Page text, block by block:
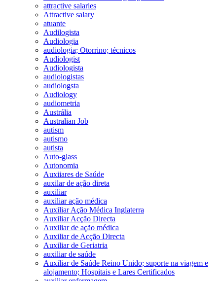
attractive salaries
Attractive salary
atuante
Audilogista
Audiologia
audiologia; Otorrino; técnicos
Audiologist
Audiologista
audiologistas
audiologsta
Audiology
audiometria
Austrália
Australian Job
autism
autismo
autista
Auto-glass
Autonomia
Auxiiares de Saúde
auxilar de ação direta
auxiliar
auxiliar ação médica
Auxiliar Ação Médica Inglaterra
Auxiliar Acção Directa
Auxiliar de ação médica
Auxiliar de Acção Directa
Auxiliar de Geriatria
auxiliar de saúde
Auxiliar de Saúde Reino Unido; suporte na viagem e
alojamento; Hospitais e Lares Certificados